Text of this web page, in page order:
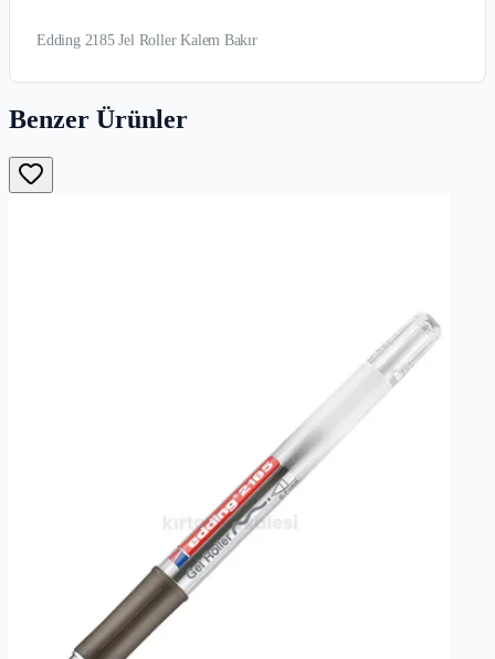
Edding 2185 Jel Roller Kalem Bakır
Benzer Ürünler